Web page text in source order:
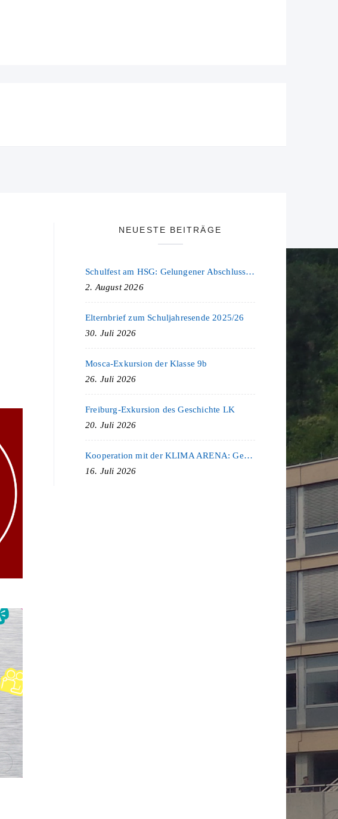
NEUESTE BEITRÄGE
Schulfest am HSG: Gelungener Abschluss eines ereignisreichen Schuljahres
2. August 2026
Elternbrief zum Schuljahresende 2025/26
30. Juli 2026
Mosca-Exkursion der Klasse 9b
26. Juli 2026
Freiburg-Exkursion des Geschichte LK
20. Juli 2026
Kooperation mit der KLIMA ARENA: Gemeinsam für Nachhaltigkeit und Klimaschutz
16. Juli 2026